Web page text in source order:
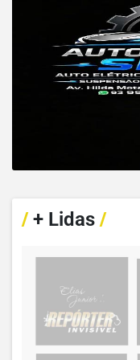
/+ Lidas /